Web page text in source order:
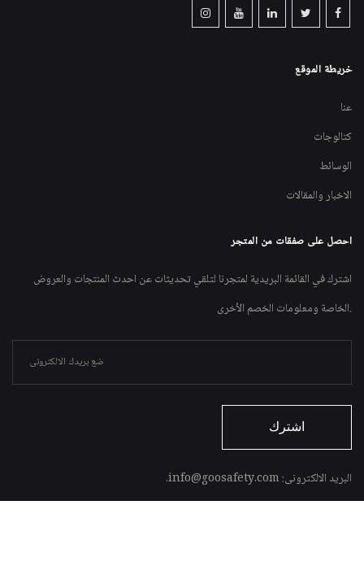
خريطة الموقع
عنا
كتالوجات
الوسائط
الاخبار والمقالات
احصل على صفقات من المتجر
اشترك في القائمة البريدية لمتجرنا لتلقي تحديثات عن احدث المنتجات والعروض
الخاصة ومعلومات الخصم الأخرى.
البريد الالكترونى: info@goosafety.com.